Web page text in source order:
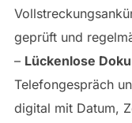
geprüft und
– Lückenlose
Telefongespräch
digital mit Datum,